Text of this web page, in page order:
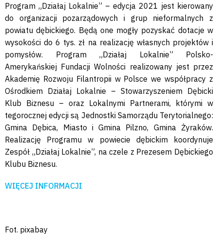
Program „Działaj Lokalnie” – edycja 2021 jest kierowany
do organizacji pozarządowych i grup nieformalnych z
powiatu dębickiego. Będą one mogły pozyskać dotacje w
wysokości do 6 tys. zł na realizację własnych projektów i
pomysłów. Program „Działaj Lokalnie” Polsko-
Amerykańskiej Fundacji Wolności realizowany jest przez
Akademię Rozwoju Filantropii w Polsce we współpracy z
Ośrodkiem Działaj Lokalnie – Stowarzyszeniem Dębicki
Klub Biznesu – oraz Lokalnymi Partnerami, którymi w
tegorocznej edycji są Jednostki Samorządu Terytorialnego:
Gmina Dębica, Miasto i Gmina Pilzno, Gmina Żyraków.
Realizację Programu w powiecie dębickim koordynuje
Zespół „Działaj Lokalnie”, na czele z Prezesem Dębickiego
Klubu Biznesu.
WIĘCEJ INFORMACJI
Fot. pixabay